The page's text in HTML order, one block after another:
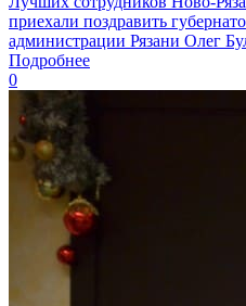
приехали поздравить
администрации Рязани Олег
Подробнее
0